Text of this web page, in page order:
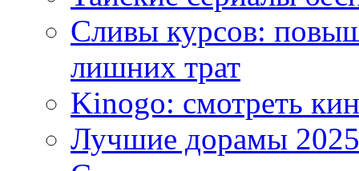
Сливы курсов:
лишних трат
Kinogo: смотреть
Лучшие дорамы